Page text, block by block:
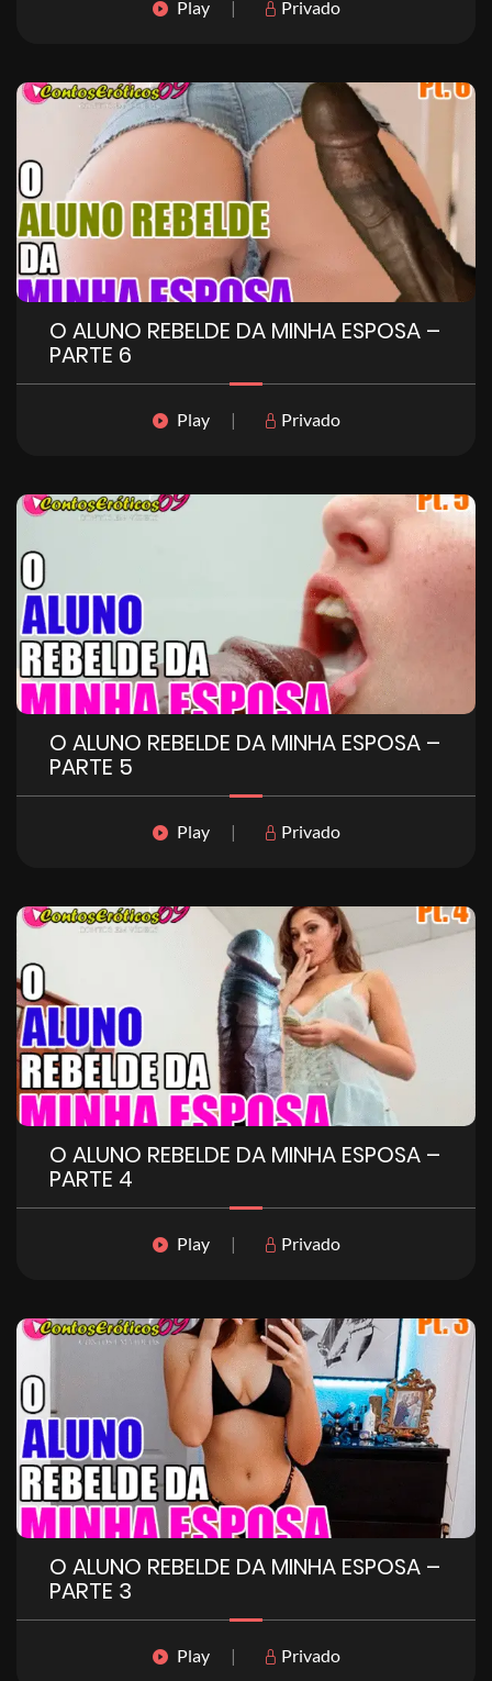
Play| Privado
O ALUNO REBELDE DA MINHA ESPOSA –
PARTE 6
Play| Privado
O ALUNO REBELDE DA MINHA ESPOSA –
PARTE 5
Play| Privado
O ALUNO REBELDE DA MINHA ESPOSA –
PARTE 4
Play| Privado
O ALUNO REBELDE DA MINHA ESPOSA –
PARTE 3
Play| Privado